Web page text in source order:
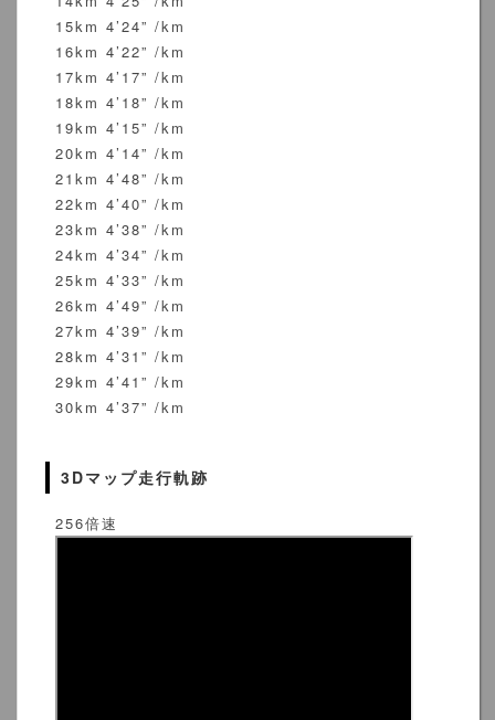
15km 4’24” /km
16km 4’22” /km
17km 4’17” /km
18km 4’18” /km
19km 4’15” /km
20km 4’14” /km
21km 4’48” /km
22km 4’40” /km
23km 4’38” /km
24km 4’34” /km
25km 4’33” /km
26km 4’49” /km
27km 4’39” /km
28km 4’31” /km
29km 4’41” /km
30km 4’37” /km
3Dマップ走行軌跡
256倍速